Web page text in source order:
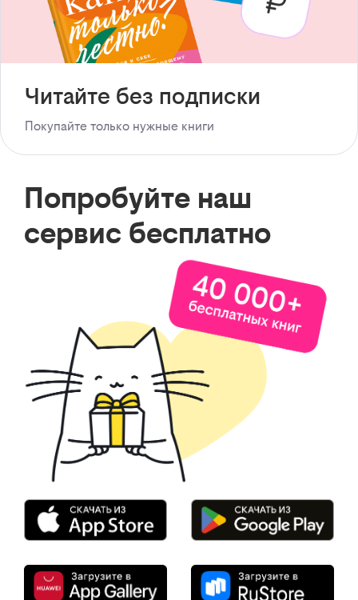
Читайте без подписки
Покупайте только нужные книги
Попробуйте наш
сервис бесплатно